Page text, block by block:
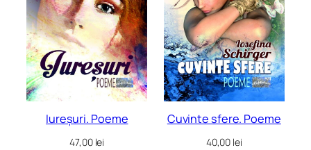
Iureșuri. Poeme
47,00 lei
Cuvinte sfere. Poeme
40,00 lei